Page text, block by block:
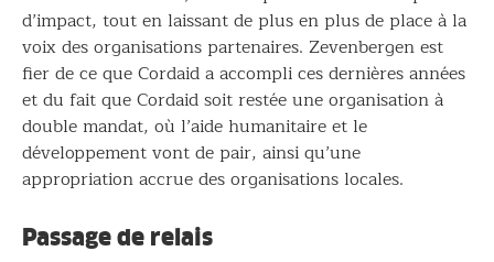
d’impact, tout en laissant de plus en plus de place à la
voix des organisations partenaires. Zevenbergen est
fier de ce que Cordaid a accompli ces dernières années
et du fait que Cordaid soit restée une organisation à
double mandat, où l’aide humanitaire et le
développement vont de pair, ainsi qu’une
appropriation accrue des organisations locales.
Passage de relais